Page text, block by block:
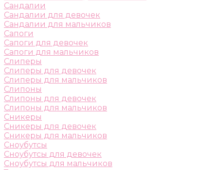
Сандалии
Сандалии для девочек
Сандалии для мальчиков
Сапоги
Сапоги для девочек
Сапоги для мальчиков
Слиперы
Слиперы для девочек
Слиперы для мальчиков
Слипоны
Слипоны для девочек
Слипоны для мальчиков
Сникеры
Сникеры для девочек
Сникеры для мальчиков
Сноубутсы
Сноубутсы для девочек
Сноубутсы для мальчиков